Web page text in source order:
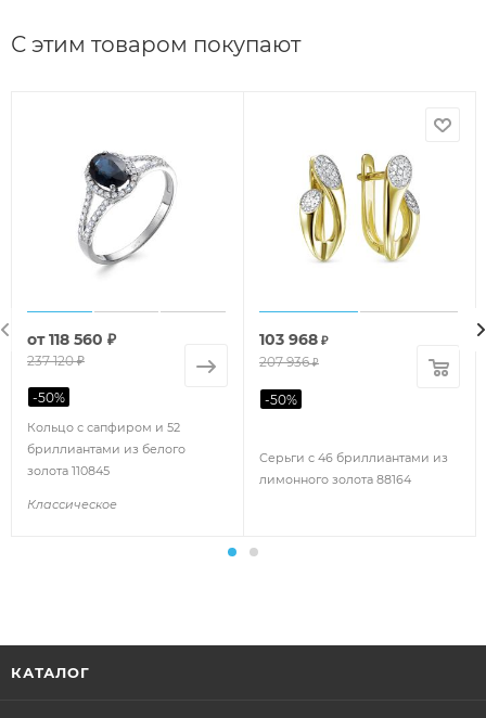
С этим товаром покупают
Кольцо с сапфиром и 52
бриллиантами из белого
золота 110845
Классическое
от118 560 ₽
237 120 ₽
-50%
Серьги с 46 бриллиантами из
лимонного золота 88164
103 968 ₽
207 936₽
-50%
КАТАЛОГ